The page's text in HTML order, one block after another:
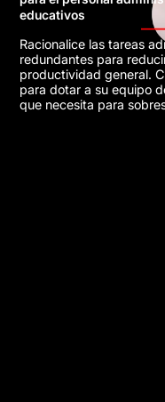
educativos
Racionalice las tareas
redundantes para
productividad general.
para dotar a su equipo
que necesita para